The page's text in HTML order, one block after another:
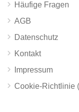
Häufige Fragen
AGB
Datenschutz
Kontakt
Impressum
Cookie-Richtlinie